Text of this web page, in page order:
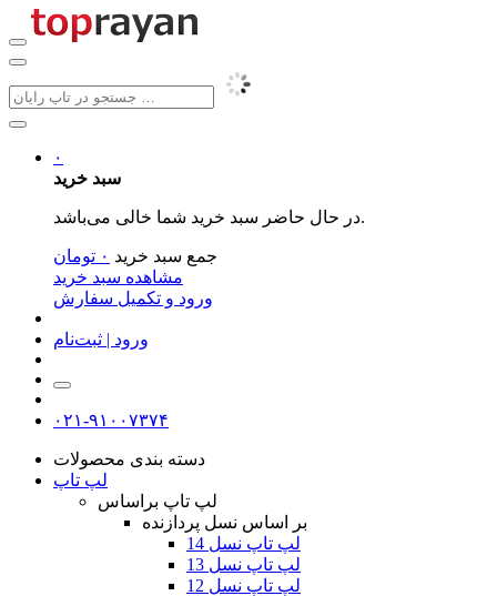
۰
سبد خرید
در حال حاضر سبد خرید شما خالی می‌باشد.
جمع سبد خرید ۰ تومان
مشاهده سبد خرید
ورود و تکمیل سفارش
ورود | ثبت‌نام
۰۲۱-۹۱۰۰۷۳۷۴
دسته بندی محصولات
لپ تاپ
لپ تاپ براساس
بر اساس نسل پردازنده
لپ تاپ نسل 14
لپ تاپ نسل 13
لپ تاپ نسل 12